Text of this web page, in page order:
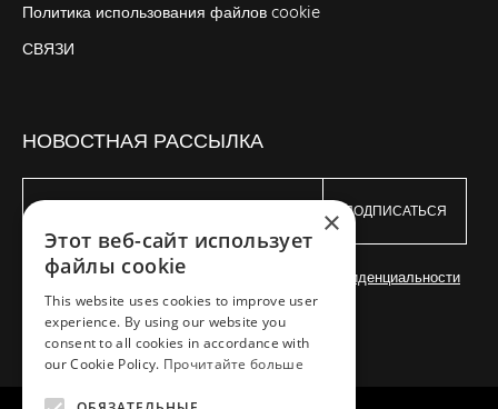
Политика использования файлов cookie
СВЯЗИ
НОВОСТНАЯ РАССЫЛКА
ПОДПИСАТЬСЯ
Я согласен сУсловиями Политикой конфиденциальности
×
Этот веб-сайт использует
файлы cookie
This website uses cookies to improve user
experience. By using our website you
consent to all cookies in accordance with
our Cookie Policy. Прочитайте больше